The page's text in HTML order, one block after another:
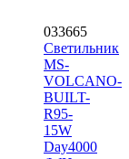
033665
Светильник
MS-
VOLCANO-
BUILT-
R95-
15W
Day4000